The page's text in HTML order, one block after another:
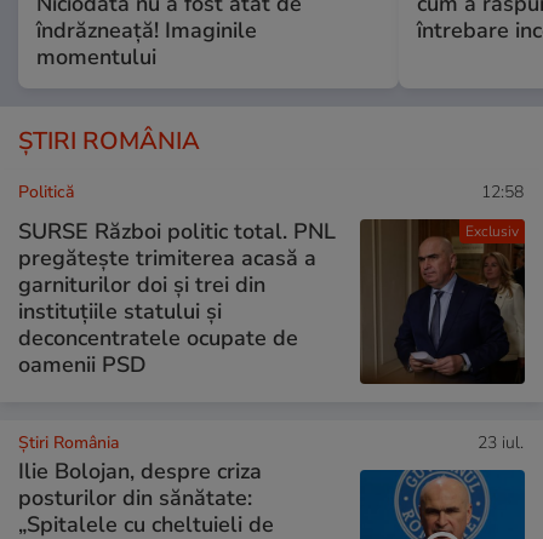
îndrăzneață! Imaginile
momentului
întrebare
ȘTIRI ROMÂNIA
Exclusiv
Politică 12:58
SURSE Război politic total. PNL
pregătește trimiterea acasă a
garniturilor doi și trei din
instituțiile statului și
deconcentratele ocupate de
oamenii PSD
Știri România 23 iul.
Ilie Bolojan, despre criza
posturilor din sănătate:
„Spitalele cu cheltuieli de